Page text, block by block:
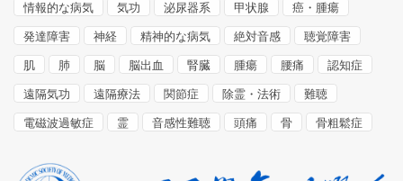
情報的な病気 気功 泌尿器系 甲状腺 癌・腫瘍
発達障害 神経 精神的な病気 絶対音感 聴覚障害
肌 肺 脳 脳出血 腎臓 腫瘍 腰痛 認知症
遠隔気功 遠隔療法 関節症 除霊・法術 難聴
電磁波過敏症 霊 音感性難聴 頭痛 骨 骨粗鬆症